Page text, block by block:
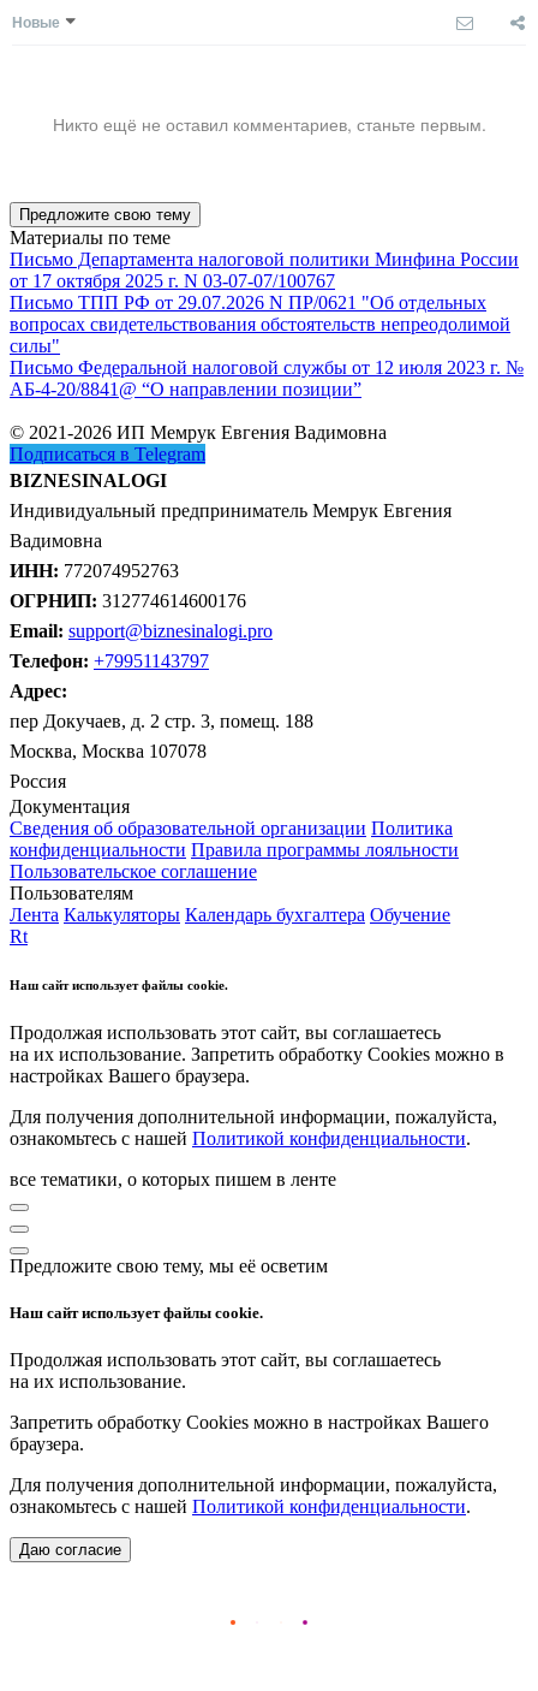
Новые
Никто ещё не оставил комментариев, станьте первым.
Предложите свою тему
Материалы по теме
Письмо Департамента налоговой политики Минфина России
от 17 октября 2025 г. N 03-07-07/100767
Письмо ТПП РФ от 29.07.2026 N ПР/0621 "Об отдельных
вопросах свидетельствования обстоятельств непреодолимой
силы"
Письмо Федеральной налоговой службы от 12 июля 2023 г. №
АБ-4-20/8841@ “О направлении позиции”
© 2021-2026 ИП Мемрук Евгения Вадимовна
Подписаться в Telegram
BIZNESINALOGI
Индивидуальный предприниматель Мемрук Евгения
Вадимовна
ИНН: 772074952763
ОГРНИП: 312774614600176
Email: support@biznesinalogi.pro
Телефон: +79951143797
Адрес:
пер Докучаев, д. 2 стр. 3, помещ. 188
Москва, Москва 107078
Россия
Документация
Сведения об образовательной организации Политика
конфиденциальности Правила программы лояльности
Пользовательское соглашение
Пользователям
Лента Калькуляторы Календарь бухгалтера Обучение
Rt
Наш сайт использует файлы cookie.
Продолжая использовать этот сайт, вы соглашаетесь
на их использование. Запретить обработку Cookies можно в
настройках Вашего браузера.
Для получения дополнительной информации, пожалуйста,
ознакомьтесь с нашей Политикой конфиденциальности.
все тематики, о которых пишем в ленте
Предложите свою тему, мы её осветим
Наш сайт использует файлы cookie.
Продолжая использовать этот сайт, вы соглашаетесь
на их использование.
Запретить обработку Cookies можно в настройках Вашего
браузера.
Для получения дополнительной информации, пожалуйста,
ознакомьтесь с нашей Политикой конфиденциальности.
Даю согласие